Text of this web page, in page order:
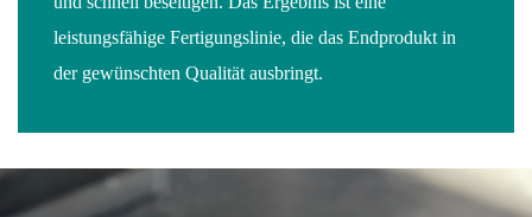
leistungsfähige Fertigungslinie, die das Endprodukt in
der gewünschten Qualität ausbringt.